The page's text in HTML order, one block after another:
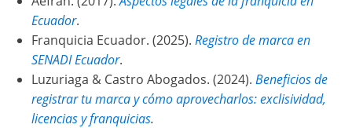
Ecuador.
Franquicia Ecuador. (2025). Registro de marca en
SENADI Ecuador.
Luzuriaga & Castro Abogados. (2024). Beneficios de
registrar tu marca y cómo aprovecharlos: exclisividad,
licencias y franquicias.